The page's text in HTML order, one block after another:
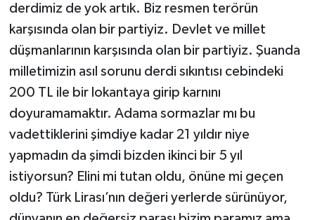
derdimiz de yok artık. Biz resmen terörün
karşısında olan bir partiyiz. Devlet ve millet
düşmanlarının karşısında olan bir partiyiz. Şuanda
milletimizin asıl sorunu derdi sıkıntısı cebindeki
200 TL ile bir lokantaya girip karnını
doyuramamaktır. Adama sormazlar mı bu
vadettiklerini şimdiye kadar 21 yıldır niye
yapmadın da şimdi bizden ikinci bir 5 yıl
istiyorsun? Elini mi tutan oldu, önüne mi geçen
oldu? Türk Lirası’nın değeri yerlerde sürünüyor,